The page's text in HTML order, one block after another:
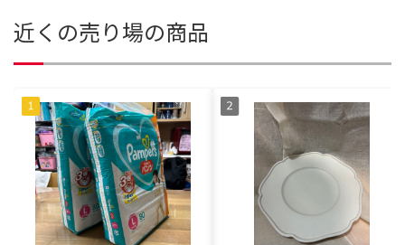
近くの売り場の商品